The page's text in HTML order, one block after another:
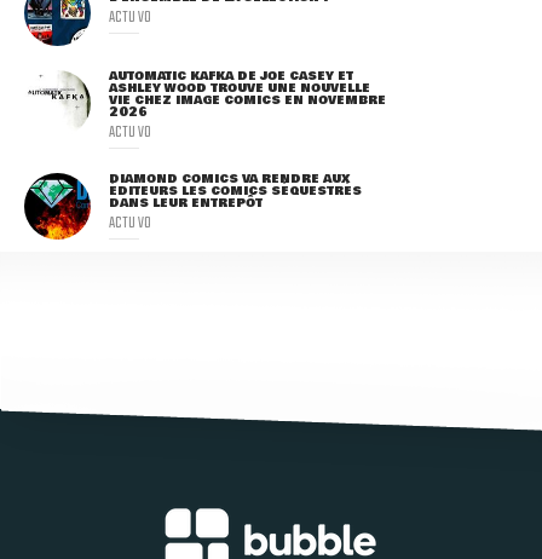
ACTU VO
AUTOMATIC KAFKA DE JOE CASEY ET
ASHLEY WOOD TROUVE UNE NOUVELLE
VIE CHEZ IMAGE COMICS EN NOVEMBRE
2026
ACTU VO
DIAMOND COMICS VA RENDRE AUX
ÉDITEURS LES COMICS SÉQUESTRÉS
DANS LEUR ENTREPÔT
ACTU VO